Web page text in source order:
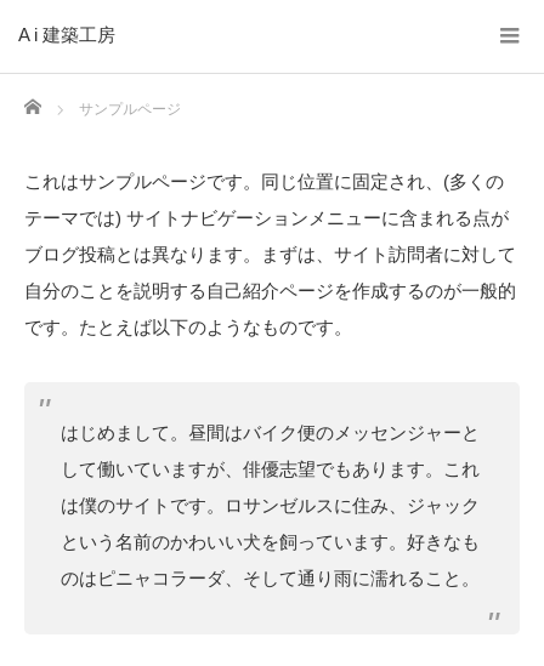
A i 建築工房
Home サンプルページ
これはサンプルページです。同じ位置に固定され、(多くの
テーマでは) サイトナビゲーションメニューに含まれる点が
ブログ投稿とは異なります。まずは、サイト訪問者に対して
自分のことを説明する自己紹介ページを作成するのが一般的
です。たとえば以下のようなものです。
はじめまして。昼間はバイク便のメッセンジャーと
して働いていますが、俳優志望でもあります。これ
は僕のサイトです。ロサンゼルスに住み、ジャック
という名前のかわいい犬を飼っています。好きなも
のはピニャコラーダ、そして通り雨に濡れること。